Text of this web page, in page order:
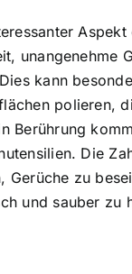
Aspekt
unangenehme
kann
polieren,
Berührung
Die
Gerüche zu
und sauber zu